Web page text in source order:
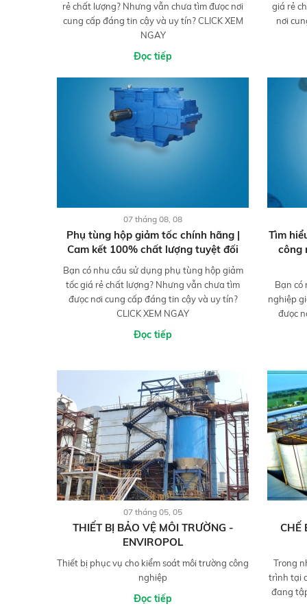
rẻ chất lượng? Nhưng vẫn chưa tìm đưọc nơi
cung cấp đáng tin cậy và uy tín? CLICK XEM
NGAY
Đọc tiếp
giá rẻ
nơi
07 tháng 08, 08
Phụ tùng hộp giảm tốc chính hãng |
Cam kết 100% chất lượng tuyệt đối
Bạn có nhu cầu sử dụng phụ tùng hộp giảm
tốc giá rẻ chất lượng? Nhưng vẫn chưa tìm
đưọc nơi cung cấp đáng tin cậy và uy tín?
CLICK XEM NGAY
Đọc tiếp
Tìm
công
Bạn có
nghiệp
đưọc
07 tháng 05, 05
THIẾT BỊ BẢO VỆ MÔI TRƯỜNG -
ENVIROPOL
Thiết bị phục vụ cho kiểm soát môi trường công
nghiệp
Đọc tiếp
CHẾ
Trong
trình tại
đang